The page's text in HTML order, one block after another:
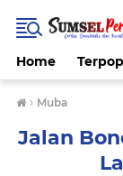
Home
› Muba
Jalan